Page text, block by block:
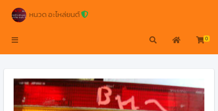
หนวด อะไหล่ยนต์
0